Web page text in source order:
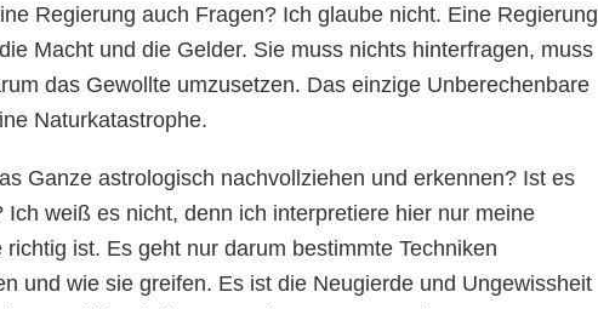
Regierung auch Fragen? Ich glaube nicht. Eine Regierung
Macht und die Gelder. Sie muss nichts hinterfragen, muss
das Gewollte umzusetzen. Das einzige Unberechenbare
Naturkatastrophe.
Ganze astrologisch nachvollziehen und erkennen? Ist es
weiß es nicht, denn ich interpretiere hier nur meine
ist. Es geht nur darum bestimmte Techniken
und wie sie greifen. Es ist die Neugierde und Ungewissheit